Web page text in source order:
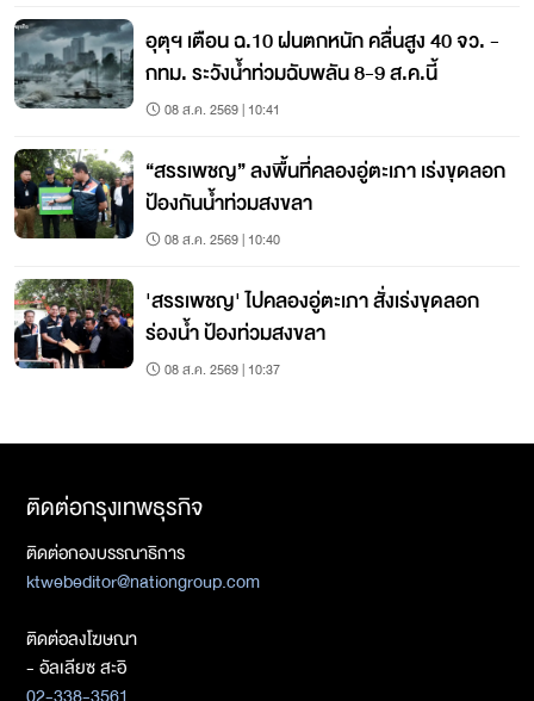
อุตุฯ เตือน ฉ.10 ฝนตกหนัก คลื่นสูง 40 จว. -
กทม. ระวังน้ำท่วมฉับพลัน 8-9 ส.ค.นี้
08 ส.ค. 2569 | 10:41
“สรรเพชญ” ลงพื้นที่คลองอู่ตะเภา เร่งขุดลอก
ป้องกันน้ำท่วมสงขลา
08 ส.ค. 2569 | 10:40
'สรรเพชญ' ไปคลองอู่ตะเภา สั่งเร่งขุดลอก
ร่องน้ำ ป้องท่วมสงขลา
08 ส.ค. 2569 | 10:37
ติดต่อกรุงเทพธุรกิจ
ติดต่อกองบรรณาธิการ
ktwebeditor@nationgroup.com
ติดต่อลงโฆษณา
- อัลเลียซ สะอิ